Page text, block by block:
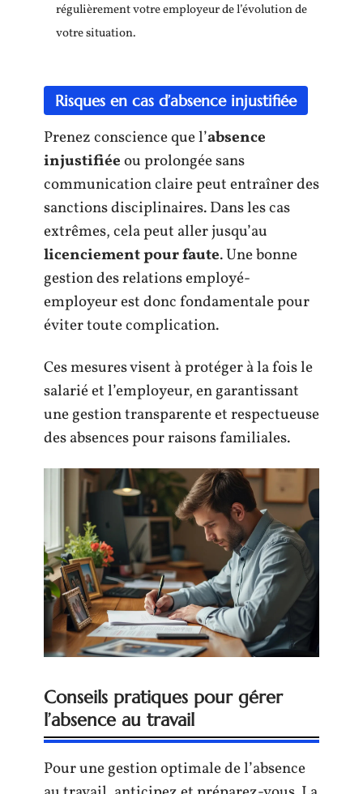
régulièrement votre employeur de l’évolution de
votre situation.
Risques en cas d’absence injustifiée
Prenez conscience que l’absence
injustifiéeou prolongée sans
communication claire peut entraîner des
sanctions disciplinaires. Dans les cas
extrêmes, cela peut aller jusqu’au
licenciement pour faute. Une bonne
gestion des relations employé-
employeur est donc fondamentale pour
éviter toute complication.
Ces mesures visent à protéger à la fois le
salarié et l’employeur, en garantissant
une gestion transparente et respectueuse
des absences pour raisons familiales.
Conseils pratiques pour gérer
l’absence au travail
Pour une gestion optimale de l’absence